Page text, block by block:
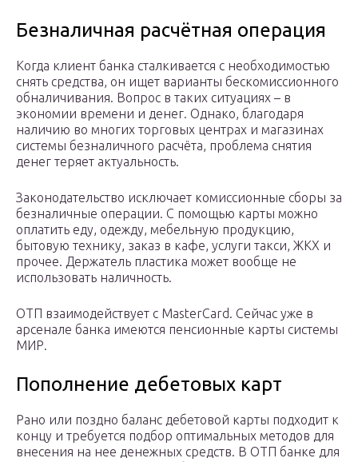
Безналичная расчётная операция
Когда клиент банка сталкивается с необходимостью
снять средства, он ищет варианты бескомиссионного
обналичивания. Вопрос в таких ситуациях – в
экономии времени и денег. Однако, благодаря
наличию во многих торговых центрах и магазинах
системы безналичного расчёта, проблема снятия
денег теряет актуальность.
Законодательство исключает комиссионные сборы за
безналичные операции. С помощью карты можно
оплатить еду, одежду, мебельную продукцию,
бытовую технику, заказ в кафе, услуги такси, ЖКХ и
прочее. Держатель пластика может вообще не
использовать наличность.
ОТП взаимодействует с MasterCard. Сейчас уже в
арсенале банка имеются пенсионные карты системы
МИР.
Пополнение дебетовых карт
Рано или поздно баланс дебетовой карты подходит к
концу и требуется подбор оптимальных методов для
внесения на нее денежных средств. В ОТП банке для